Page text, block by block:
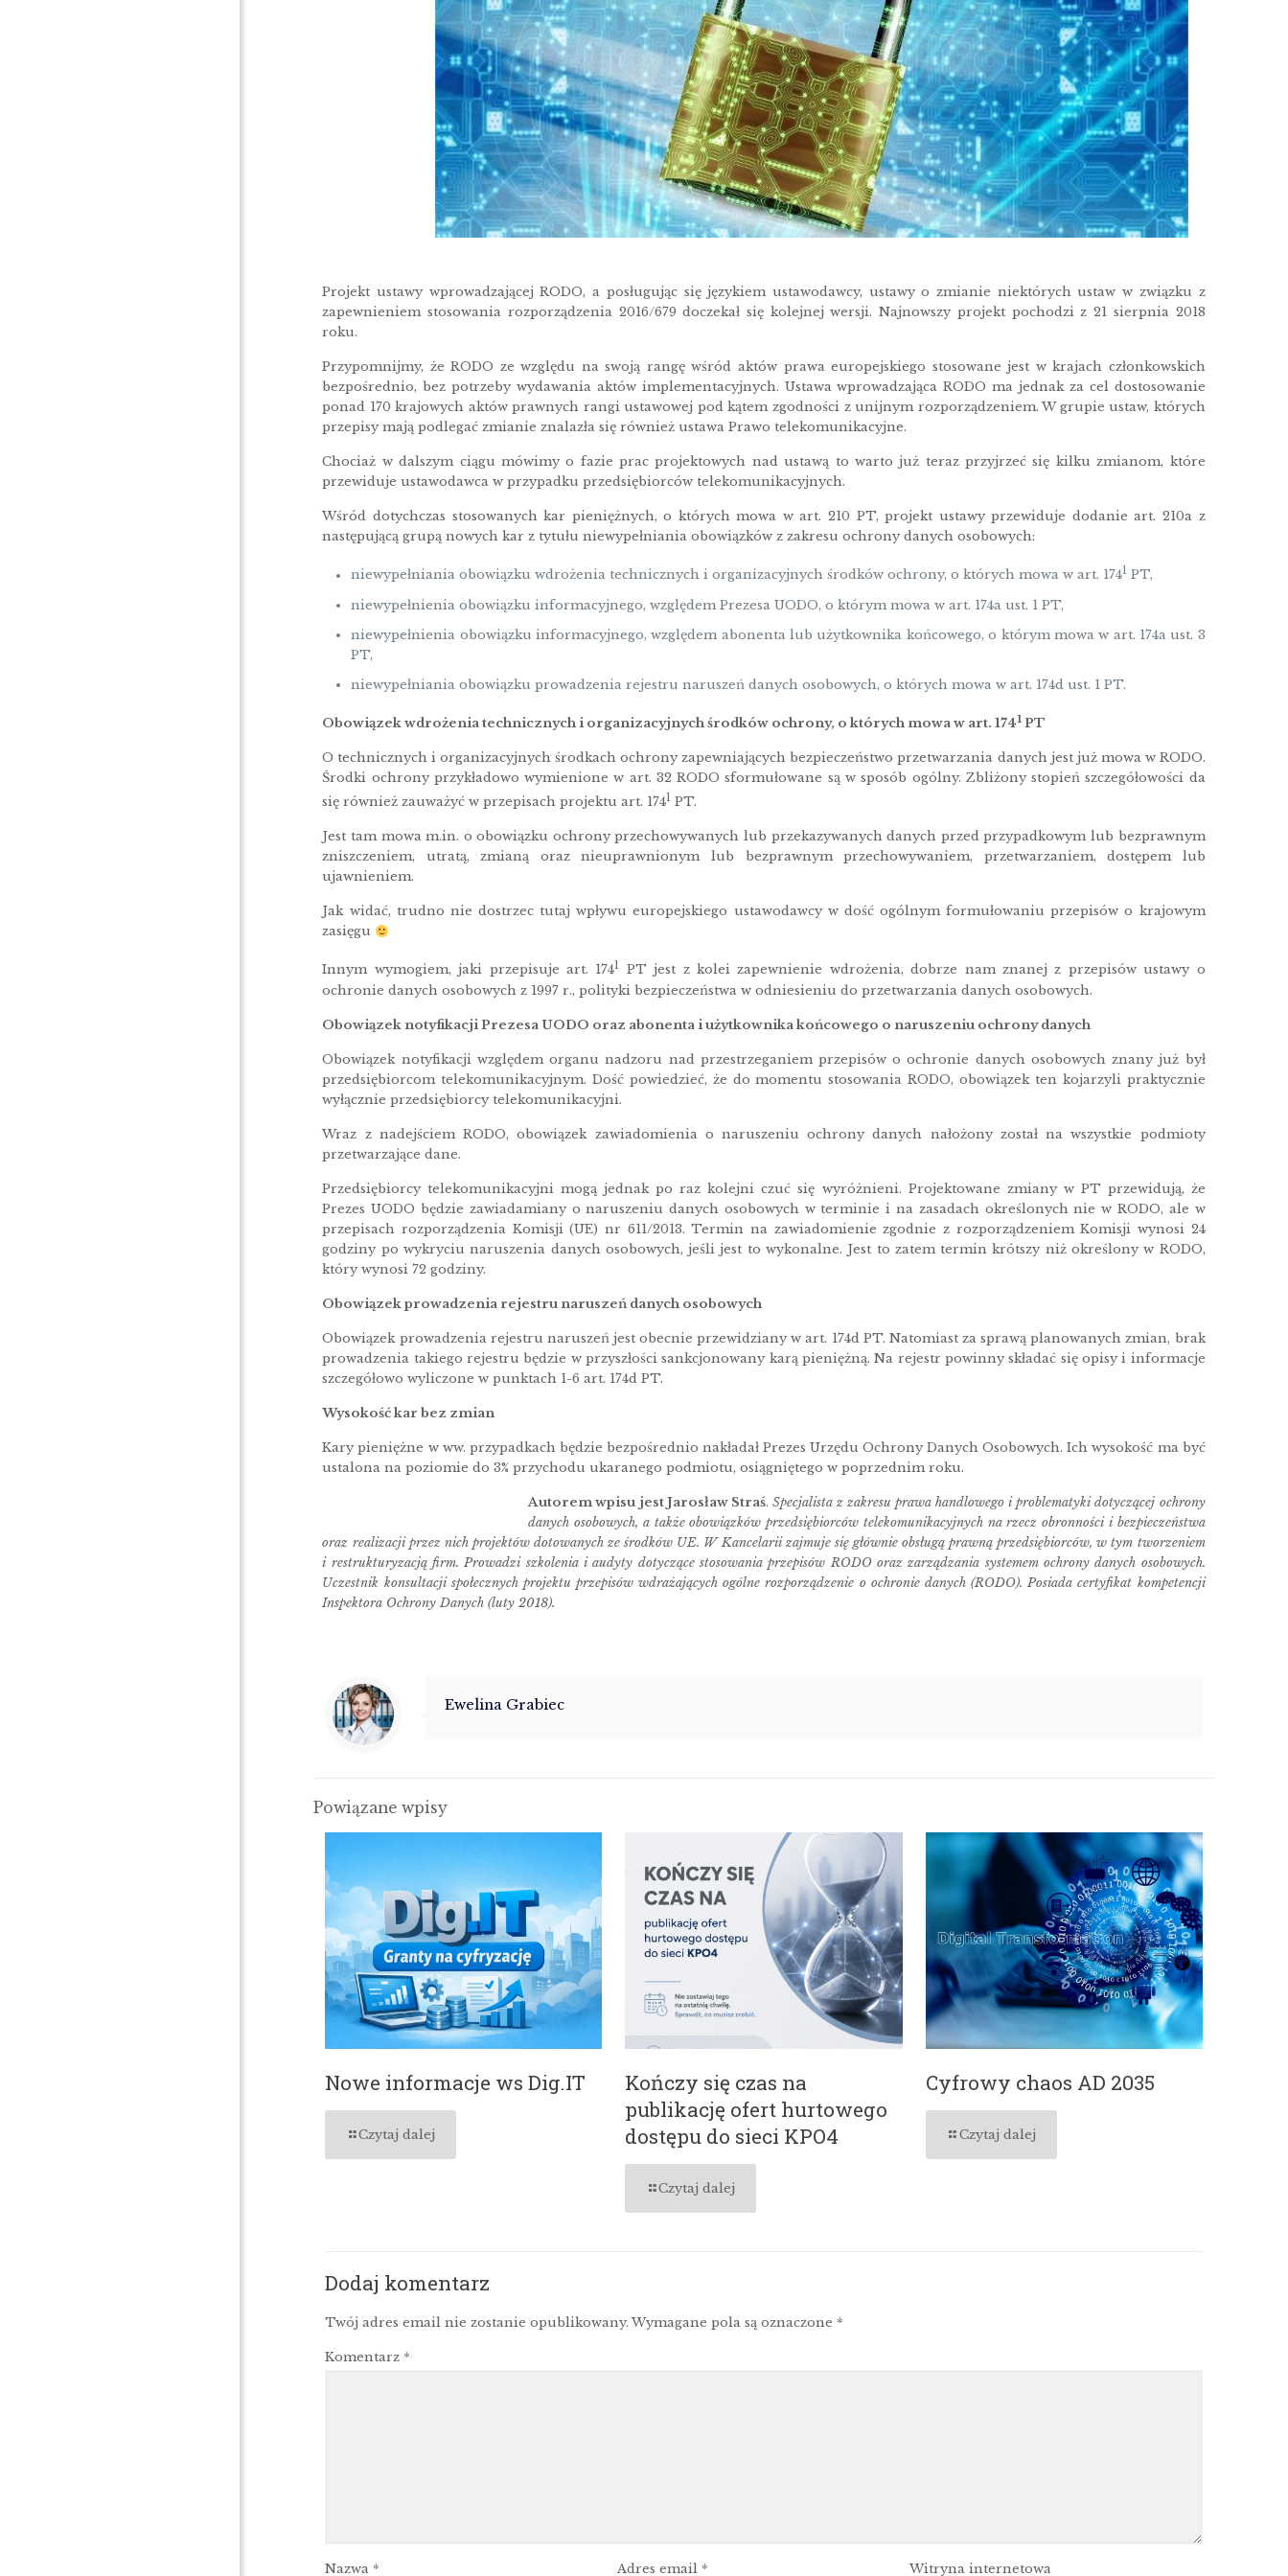
Projekt ustawy wprowadzającej RODO, a posługując się językiem ustawodawcy, ustawy o zmianie niektórych ustaw w związku z
zapewnieniem stosowania rozporządzenia 2016/679 doczekał się kolejnej wersji. Najnowszy projekt pochodzi z 21 sierpnia 2018
roku.
Przypomnijmy, że RODO ze względu na swoją rangę wśród aktów prawa europejskiego stosowane jest w krajach członkowskich
bezpośrednio, bez potrzeby wydawania aktów implementacyjnych. Ustawa wprowadzająca RODO ma jednak za cel dostosowanie
ponad 170 krajowych aktów prawnych rangi ustawowej pod kątem zgodności z unijnym rozporządzeniem. W grupie ustaw, których
przepisy mają podlegać zmianie znalazła się również ustawa Prawo telekomunikacyjne.
Chociaż w dalszym ciągu mówimy o fazie prac projektowych nad ustawą to warto już teraz przyjrzeć się kilku zmianom, które
przewiduje ustawodawca w przypadku przedsiębiorców telekomunikacyjnych.
Wśród dotychczas stosowanych kar pieniężnych, o których mowa w art. 210 PT, projekt ustawy przewiduje dodanie art. 210a z
następującą grupą nowych kar z tytułu niewypełniania obowiązków z zakresu ochrony danych osobowych:
niewypełniania obowiązku wdrożenia technicznych i organizacyjnych środków ochrony, o których mowa w art. 1741 PT,
niewypełnienia obowiązku informacyjnego, względem Prezesa UODO, o którym mowa w art. 174a ust. 1 PT,
niewypełnienia obowiązku informacyjnego, względem abonenta lub użytkownika końcowego, o którym mowa w art. 174a ust. 3
PT,
niewypełniania obowiązku prowadzenia rejestru naruszeń danych osobowych, o których mowa w art. 174d ust. 1 PT.
Obowiązek wdrożenia technicznych i organizacyjnych środków ochrony, o których mowa w art. 1741 PT
O technicznych i organizacyjnych środkach ochrony zapewniających bezpieczeństwo przetwarzania danych jest już mowa w RODO.
Środki ochrony przykładowo wymienione w art. 32 RODO sformułowane są w sposób ogólny. Zbliżony stopień szczegółowości da
się również zauważyć w przepisach projektu art. 1741 PT.
Jest tam mowa m.in. o obowiązku ochrony przechowywanych lub przekazywanych danych przed przypadkowym lub bezprawnym
zniszczeniem, utratą, zmianą oraz nieuprawnionym lub bezprawnym przechowywaniem, przetwarzaniem, dostępem lub
ujawnieniem.
Jak widać, trudno nie dostrzec tutaj wpływu europejskiego ustawodawcy w dość ogólnym formułowaniu przepisów o krajowym
zasięgu
Innym wymogiem, jaki przepisuje art. 1741
PT jest z kolei zapewnienie wdrożenia, dobrze nam znanej z przepisów ustawy o
ochronie danych osobowych z 1997 r., polityki bezpieczeństwa w odniesieniu do przetwarzania danych osobowych.
Obowiązek notyfikacji Prezesa UODO oraz abonenta i użytkownika końcowego o naruszeniu ochrony danych
Obowiązek notyfikacji względem organu nadzoru nad przestrzeganiem przepisów o ochronie danych osobowych znany już był
przedsiębiorcom telekomunikacyjnym. Dość powiedzieć, że do momentu stosowania RODO, obowiązek ten kojarzyli praktycznie
wyłącznie przedsiębiorcy telekomunikacyjni.
Wraz z nadejściem RODO, obowiązek zawiadomienia o naruszeniu ochrony danych nałożony został na wszystkie podmioty
przetwarzające dane.
Przedsiębiorcy telekomunikacyjni mogą jednak po raz kolejni czuć się wyróżnieni. Projektowane zmiany w PT przewidują, że
Prezes UODO będzie zawiadamiany o naruszeniu danych osobowych w terminie i na zasadach określonych nie w RODO, ale w
przepisach rozporządzenia Komisji (UE) nr 611/2013. Termin na zawiadomienie zgodnie z rozporządzeniem Komisji wynosi 24
godziny po wykryciu naruszenia danych osobowych, jeśli jest to wykonalne. Jest to zatem termin krótszy niż określony w RODO,
który wynosi 72 godziny.
Obowiązek prowadzenia rejestru naruszeń danych osobowych
Obowiązek prowadzenia rejestru naruszeń jest obecnie przewidziany w art. 174d PT. Natomiast za sprawą planowanych zmian, brak
prowadzenia takiego rejestru będzie w przyszłości sankcjonowany karą pieniężną. Na rejestr powinny składać się opisy i informacje
szczegółowo wyliczone w punktach 1-6 art. 174d PT.
Wysokość kar bez zmian
Kary pieniężne w ww. przypadkach będzie bezpośrednio nakładał Prezes Urzędu Ochrony Danych Osobowych. Ich wysokość ma być
ustalona na poziomie do 3% przychodu ukaranego podmiotu, osiągniętego w poprzednim roku.
Autorem wpisu jest Jarosław Straś. Specjalista z zakresu prawa handlowego i problematyki dotyczącej ochrony
danych osobowych, a także obowiązków przedsiębiorców telekomunikacyjnych na rzecz obronności i bezpieczeństwa
oraz realizacji przez nich projektów dotowanych ze środków UE. W Kancelarii zajmuje się głównie obsługą prawną przedsiębiorców, w tym tworzeniem
i restrukturyzacją firm. Prowadzi szkolenia i audyty dotyczące stosowania przepisów RODO oraz zarządzania systemem ochrony danych osobowych.
Uczestnik konsultacji społecznych projektu przepisów wdrażających ogólne rozporządzenie o ochronie danych (RODO). Posiada certyfikat kompetencji
Inspektora Ochrony Danych (luty 2018).
Ewelina Grabiec
Powiązane wpisy
Nowe informacje ws Dig.IT
Czytaj dalej
Kończy się czas na
publikację ofert hurtowego
dostępu do sieci KPO4
Czytaj dalej
Cyfrowy chaos AD 2035
Czytaj dalej
Dodaj komentarz
Twój adres email nie zostanie opublikowany. Wymagane pola są oznaczone *
Komentarz *
Nazwa * Adres email * Witryna internetowa